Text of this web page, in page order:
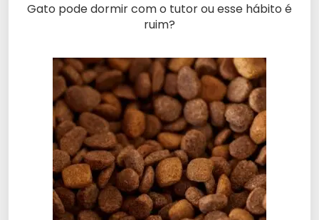
Gato pode dormir com o tutor ou esse hábito é
ruim?